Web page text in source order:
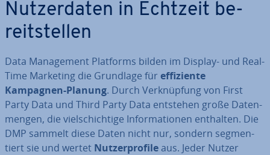
Nut­zer­da­ten in Echtzeit be­
reit­stel­len
Data Ma­nage­ment Platforms bilden im Display- und Real-
Time Marketing die Grundlage für ef­fi­zi­en­te
Kampagnen-Planung. Durch Ver­knüp­fung von First
Party Data und Third Party Data entstehen große Da­ten­
men­gen, die viel­schich­ti­ge In­for­ma­tio­nen enthalten. Die
DMP sammelt diese Daten nicht nur, sondern seg­men­
tiert sie und wertet Nut­zer­pro­fi­leaus. Jeder Nutzer